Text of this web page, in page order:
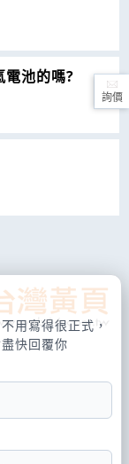
電池的嗎?
用寫得很正式，
快回覆你
詢價